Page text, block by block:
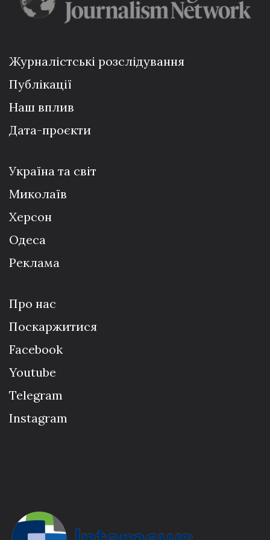
Журналістські розслідування
Публікації
Наш вплив
Дата-проєкти
Україна та світ
Миколаїв
Херсон
Одеса
Реклама
Про нас
Поскаржитися
Facebook
Youtube
Telegram
Instagram